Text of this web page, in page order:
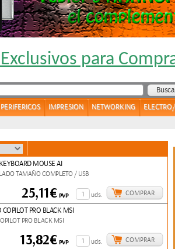
para
PERIFERICOS IMPRESION NETWORKING
MOUSE AI
TAMAÑO COMPLETO / USB
uds. COMPRAR
25,11€PVP
PRO BLACK MSI
PRO BLACK MSI
uds. COMPRAR
13,82€PVP